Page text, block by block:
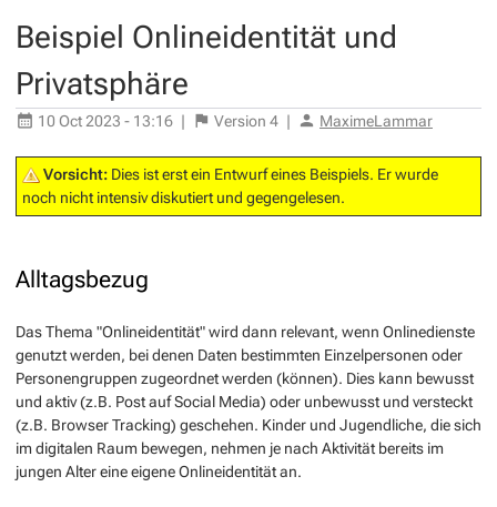
Beispiel Onlineidentität und
Privatsphäre
10 Oct 2023 - 13:16 | Version 4 | MaximeLammar
Vorsicht: Dies ist erst ein Entwurf eines Beispiels. Er wurde
noch nicht intensiv diskutiert und gegengelesen.
Alltagsbezug
Das Thema "Onlineidentität" wird dann relevant, wenn Onlinedienste
genutzt werden, bei denen Daten bestimmten Einzelpersonen oder
Personengruppen zugeordnet werden (können). Dies kann bewusst
und aktiv (z.B. Post auf Social Media) oder unbewusst und versteckt
(z.B. Browser Tracking) geschehen. Kinder und Jugendliche, die sich
im digitalen Raum bewegen, nehmen je nach Aktivität bereits im
jungen Alter eine eigene Onlineidentität an.